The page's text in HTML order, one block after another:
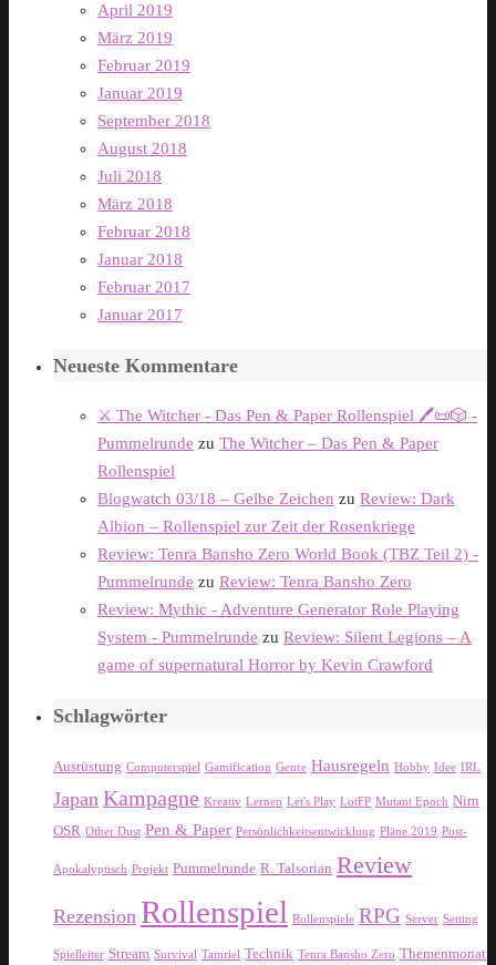
April 2019
März 2019
Februar 2019
Januar 2019
September 2018
August 2018
Juli 2018
März 2018
Februar 2018
Januar 2018
Februar 2017
Januar 2017
Neueste Kommentare
⚔️ The Witcher - Das Pen & Paper Rollenspiel 🖊️📜🎲 -
Pummelrunde zu The Witcher – Das Pen & Paper
Rollenspiel
Blogwatch 03/18 – Gelbe Zeichen zu Review: Dark
Albion – Rollenspiel zur Zeit der Rosenkriege
Review: Tenra Bansho Zero World Book (TBZ Teil 2) -
Pummelrunde zu Review: Tenra Bansho Zero
Review: Mythic - Adventure Generator Role Playing
System - Pummelrunde zu Review: Silent Legions – A
game of supernatural Horror by Kevin Crawford
Schlagwörter
Ausrüstung Computerspiel Gamification Genre Hausregeln Hobby Idee IRL
Japan Kampagne Kreativ Lernen Let's Play LotFP Mutant Epoch Nirn
OSR Other Dust Pen & Paper Persönlichkeitsentwicklung Pläne 2019 Post-
Apokalyptisch Projekt Pummelrunde R. Talsorian Review
Rezension Rollenspiel Rollenspiele RPG Server Setting
Spielleiter Stream Survival Tamriel Technik Tenra Bansho Zero Themenmonat